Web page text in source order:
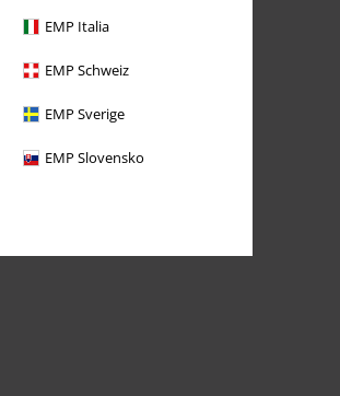
EMP Italia
EMP Schweiz
EMP Sverige
EMP Slovensko